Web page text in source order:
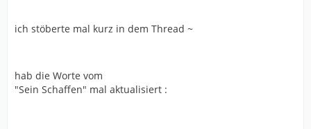
ich stöberte mal kurz in dem Thread ~
hab die Worte vom
"Sein Schaffen" mal aktualisiert :